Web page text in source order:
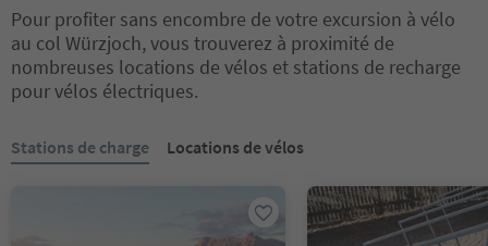
Pour profiter sans encombre de votre excursion à vélo
au col Würzjoch, vous trouverez à proximité de
nombreuses locations de vélos et stations de recharge
pour vélos électriques.
Vous êtes sur un curseur à onglets. Sélectionnez un onglet
Stations de charge Locations de vélos